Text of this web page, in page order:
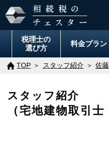
税理士の
選び方
料金プラン
TOP スタッフ紹介 佐
スタッフ紹介
（宅地建物取引士